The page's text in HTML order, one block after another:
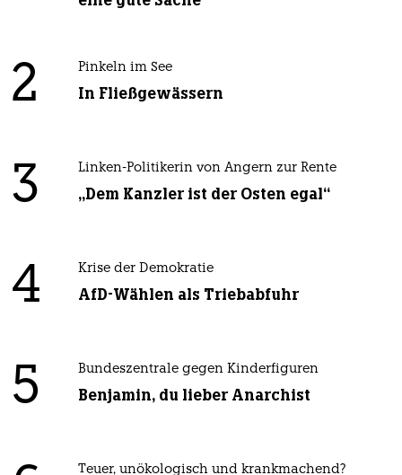
2 Pinkeln im See
In Fließgewässern
3 Linken-Politikerin von Angern zur Rente
„Dem Kanzler ist der Osten egal“
4 Krise der Demokratie
AfD-Wählen als Triebabfuhr
5 Bundeszentrale gegen Kinderfiguren
Benjamin, du lieber Anarchist
Teuer, unökologisch und krankmachend?